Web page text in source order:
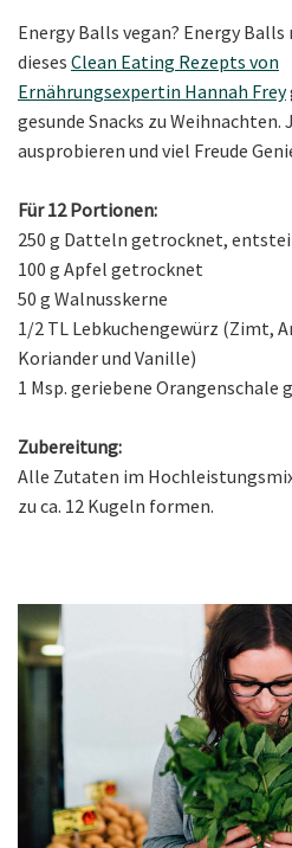
Energy Balls vegan? Energy
dieses Clean Eating Rezepts von
Ernährungsexpertin Hannah Frey
gesunde Snacks zu
ausprobieren und viel Freude
Für 12 Portionen:
250 g Datteln getrocknet,
100 g Apfel getrocknet
50 g Walnusskerne
1/2 TL Lebkuchengewürz (Zimt,
Koriander und Vanille)
1 Msp. geriebene Orangenschale
Zubereitung:
Alle Zutaten im
zu ca. 12 Kugeln formen.